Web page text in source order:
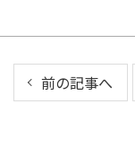
前の記事へ